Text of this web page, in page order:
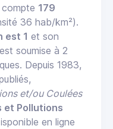
179
36 hab/km²).
est 1 et son
soumise à 2
Depuis 1983,
et/ou Coulées
et Pollutions
en ligne